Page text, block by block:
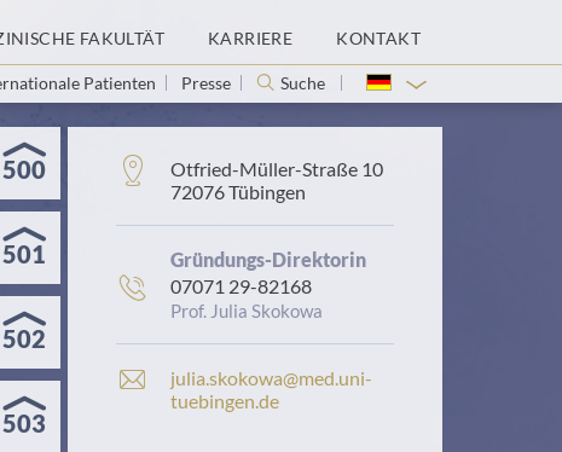
FAKULTÄT KARRIERE KONTAKT
Patienten Presse Suche
500
501
502
503
Adresse:
Otfried-Müller-Straße 10
72076 Tübingen
Gründungs-Direktorin
Telefonnummer:
07071 29-82168
Prof. Julia Skokowa
E
-
julia.skokowa@med.uni-
tuebingen.de